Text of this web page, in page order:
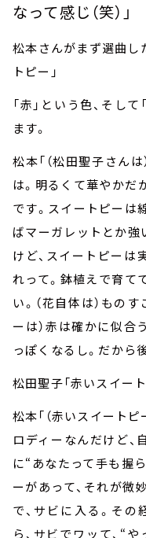
なって感じ（笑）」
松本さんがまず選曲し
トピー」
「赤」という色、そし
ます。
松本「（松田聖子さん
は。明るくて華やかだ
です。スイートピーは
ばマーガレットとか強
けど、スイートピーは
れって。鉢植えで育て
い。（花自体は）もの
ーは）赤は確かに似合
っぽくなるし。だから
松田聖子「赤いスイー
松本「（赤いスイート
ロディーなんだけど、
に“あなたって手も握
ーがあって、それが微
で、サビに入る。そ
ら、サビでワッて、“